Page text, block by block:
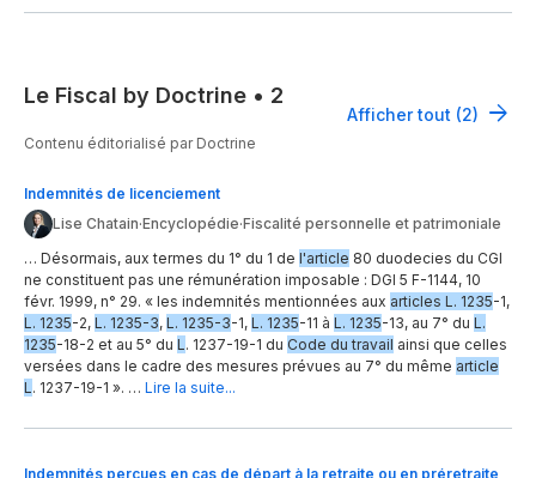
Le Fiscal by Doctrine • 2
Afficher tout (2)
Contenu éditorialisé par Doctrine
Indemnités de licenciement
Lise Chatain·Encyclopédie·Fiscalité personnelle et patrimoniale
… Désormais, aux termes du 1° du 1 de l'article 80 duodecies du CGI
ne constituent pas une rémunération imposable : DGI 5 F-1144, 10
févr. 1999, n° 29. « les indemnités mentionnées aux articles L. 1235-1,
L. 1235-2, L. 1235-3, L. 1235-3-1, L. 1235-11 à L. 1235-13, au 7° du L.
1235-18-2 et au 5° du L. 1237-19-1 du Code du travail ainsi que celles
versées dans le cadre des mesures prévues au 7° du même article
L. 1237-19-1 ». … Lire la suite...
Indemnités perçues en cas de départ à la retraite ou en préretraite